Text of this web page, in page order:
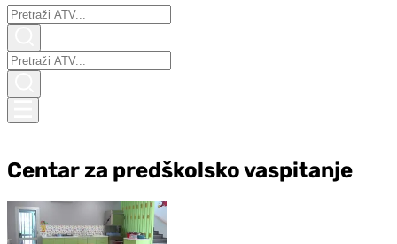
Centar za predškolsko vaspitanje